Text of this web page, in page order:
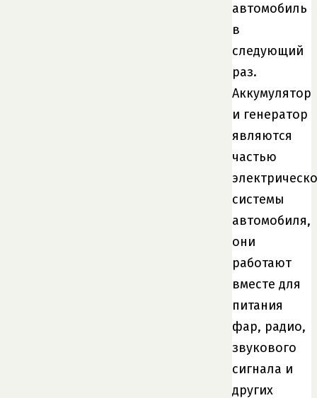
автомобиль
в
следующий
раз.
Аккумулятор
и генератор
являются
частью
системы
автомобиля,
они
работают
вместе для
питания
фар, радио,
звукового
сигнала и
других